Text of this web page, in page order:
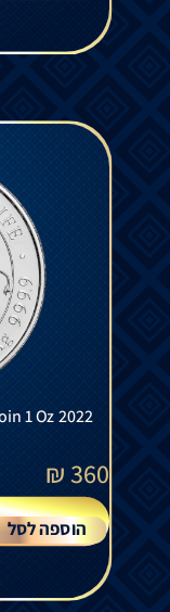
1 Oz 2022
360
₪
הוספה לסל